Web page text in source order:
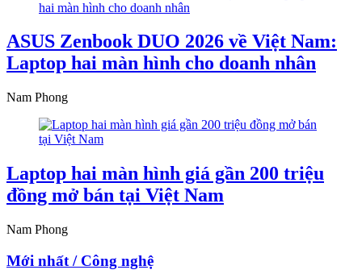
ASUS Zenbook DUO 2026 về Việt Nam:
Laptop hai màn hình cho doanh nhân
Nam Phong
Laptop hai màn hình giá gần 200 triệu
đồng mở bán tại Việt Nam
Nam Phong
Mới nhất / Công nghệ